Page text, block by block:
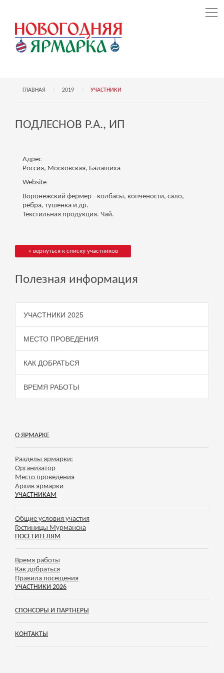
ГЛАВНАЯ 2019 УЧАСТНИКИ
ПОДЛЕСНОВ Р.А., ИП
Адрес
Россия, Московская, Балашиха
Website
Воронежский фермер - колбасы, копчёности, сало,
рёбра, тушенка и др.
Текстильная продукция. Чай.
« вернуться к списку участников
Полезная информация
УЧАСТНИКИ 2025
МЕСТО ПРОВЕДЕНИЯ
КАК ДОБРАТЬСЯ
ВРЕМЯ РАБОТЫ
О ЯРМАРКЕ
Разделы ярмарки:
Организатор
Место проведения
Архив ярмарки
УЧАСТНИКАМ
Общие условия участия
Гостиницы Мурманска
ПОСЕТИТЕЛЯМ
Время работы
Как добраться
Правила посещения
УЧАСТНИКИ 2026
СПОНСОРЫ И ПАРТНЕРЫ
КОНТАКТЫ